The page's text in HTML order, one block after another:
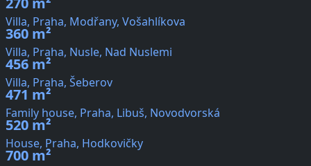
Villa, Praha, Modřany, Vošahlíkova
360 m²
Villa, Praha, Nusle, Nad Nuslemi
456 m²
Villa, Praha, Šeberov
471 m²
Family house, Praha, Libuš, Novodvorská
520 m²
House, Praha, Hodkovičky
700 m²